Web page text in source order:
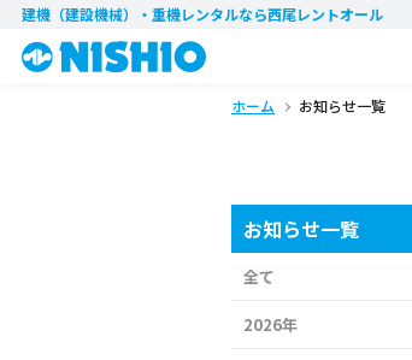
建機（建設機械）・重機レンタルなら西尾レントオール
ホーム お知らせ一覧
お知らせ一覧
全て
2026年